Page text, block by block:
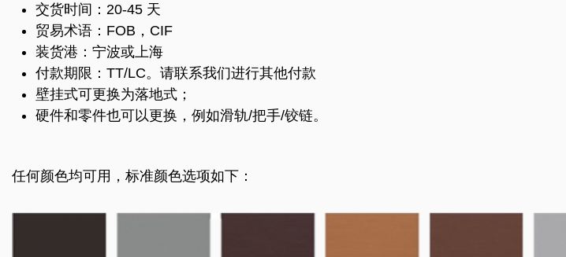
交货时间：20-45 天
贸易术语：FOB，CIF
装货港：宁波或上海
付款期限：TT/LC。请联系我们进行其他付款
壁挂式可更换为落地式；
硬件和零件也可以更换，例如滑轨/把手/铰链。
任何颜色均可用，标准颜色选项如下：